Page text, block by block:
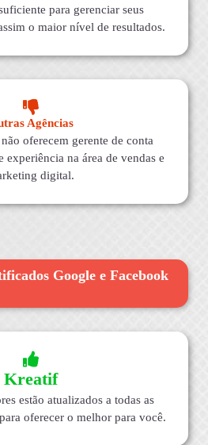
para gerenciar seus
o maior nível de resultados.
Agências
oferecem gerente de conta
experiência na área de vendas e
digital.
Google e Facebook
Kreatif
estão atualizados a todas as
oferecer o melhor para você.